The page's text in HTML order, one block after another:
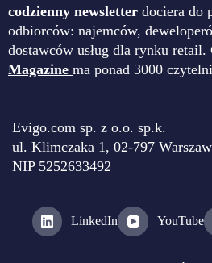
codzienny newsletter dociera do
odbiorców: najemców,
dostawców usług dla rynku retail.
Magazine ma ponad 3000
Evigo.com sp. z o.o. sp.k.
ul. Klimczaka 1, 02-797
NIP 5252633492
LinkedIn YouTube